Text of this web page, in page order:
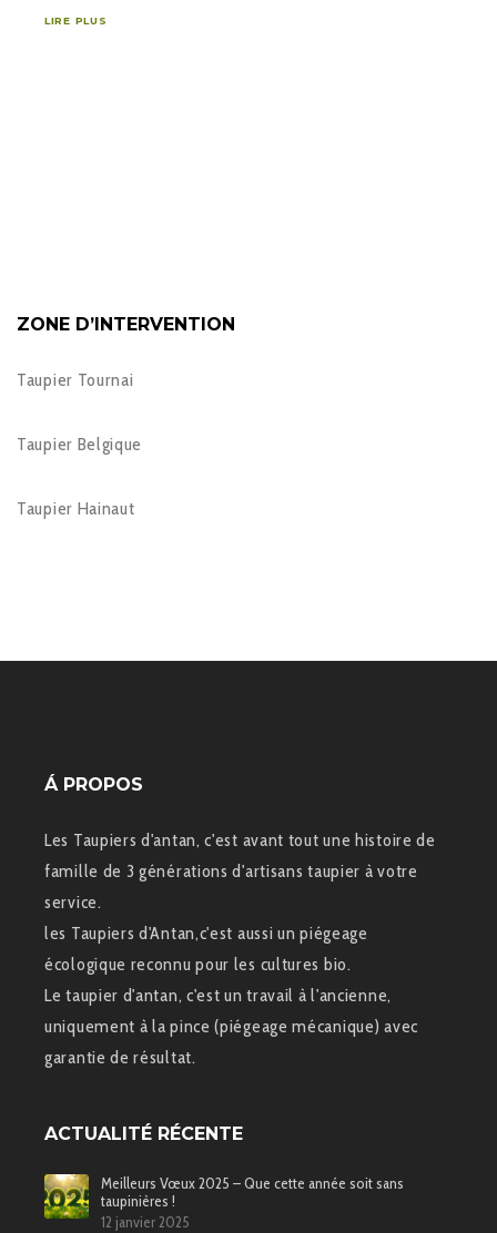
LIRE PLUS
ZONE D’INTERVENTION
Taupier Tournai
Taupier Belgique
Taupier Hainaut
Á PROPOS
Les Taupiers d'antan, c'est avant tout une histoire de
famille de 3 générations d'artisans taupier à votre
service.
les Taupiers d'Antan,c'est aussi un piégeage
écologique reconnu pour les cultures bio.
Le taupier d'antan, c'est un travail à l'ancienne,
uniquement à la pince (piégeage mécanique) avec
garantie de résultat.
ACTUALITÉ RÉCENTE
Meilleurs Vœux 2025 – Que cette année soit sans
taupinières !
12 janvier 2025